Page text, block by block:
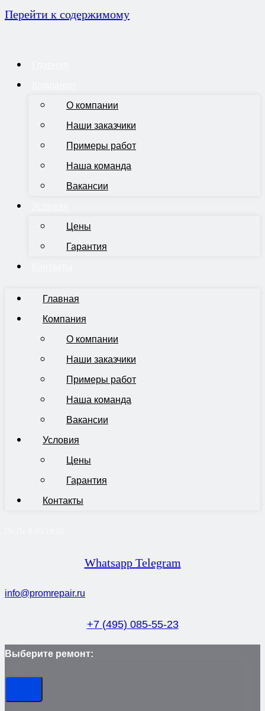
Перейти к содержимому
О компании
Наши заказчики
Примеры работ
Наша команда
Вакансии
Цены
Гарантия
Главная
Компания
О компании
Наши заказчики
Примеры работ
Наша команда
Вакансии
Условия
Цены
Гарантия
Контакты
Whatsapp Telegram
info@promrepair.ru
+7 (495) 085-55-23
Выберите ремонт: